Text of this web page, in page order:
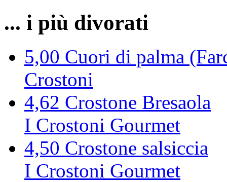
... i più divorati
5,00 Cuori di palma
Crostoni
4,62 Crostone Bresaola
I Crostoni Gourmet
4,50 Crostone salsiccia
I Crostoni Gourmet